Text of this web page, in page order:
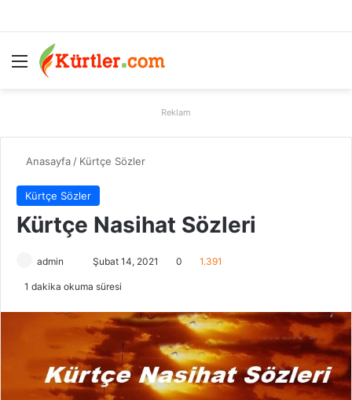
Menü
Reklam
Anasayfa / Kürtçe Sözler
Kürtçe Sözler
Kürtçe Nasihat Sözleri
admin
e
p
o
s
Şubat 14, 2021 0 1.391
1 dakika okuma süresi